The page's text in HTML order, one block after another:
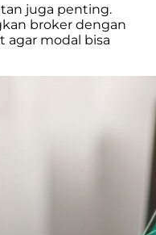
juga penting.
broker dengan
agar modal bisa